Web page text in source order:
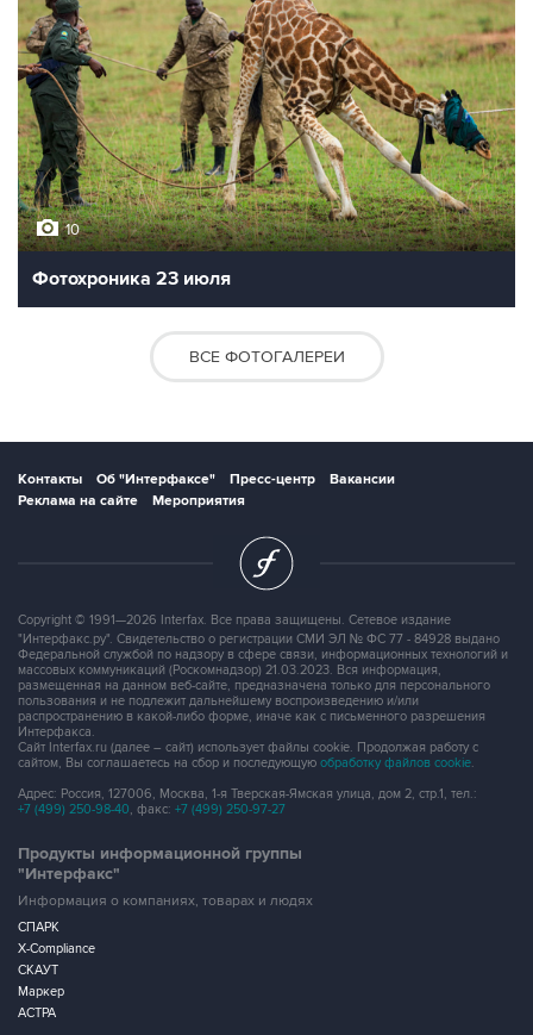
10
Фотохроника 23 июля
ВСЕ ФОТОГАЛЕРЕИ
Контакты Об "Интерфаксе" Пресс-центр
Вакансии
Реклама на сайте
Мероприятия
Copyright © 1991—2026 Interfax. Все права защищены. Сетевое издание
"Интерфакс.ру". Свидетельство о регистрации СМИ ЭЛ № ФС 77 - 84928 выдано
Федеральной службой по надзору в сфере связи, информационных технологий и
массовых коммуникаций (Роскомнадзор) 21.03.2023. Вся информация,
размещенная на данном веб-сайте, предназначена только для персонального
пользования и не подлежит дальнейшему воспроизведению и/или
распространению в какой-либо форме, иначе как с письменного разрешения
Интерфакса.
Сайт Interfax.ru (далее – сайт) использует файлы cookie. Продолжая работу с
сайтом, Вы соглашаетесь на сбор и последующую обработку файлов cookie.
Адрес: Россия, 127006, Москва, 1-я Тверская-Ямская улица, дом 2, стр.1, тел.:
+7 (499) 250-98-40, факс: +7 (499) 250-97-27
Продукты информационной группы
"Интерфакс"
Информация о компаниях, товарах и людях
СПАРК
X-Compliance
СКАУТ
Маркер
АСТРА